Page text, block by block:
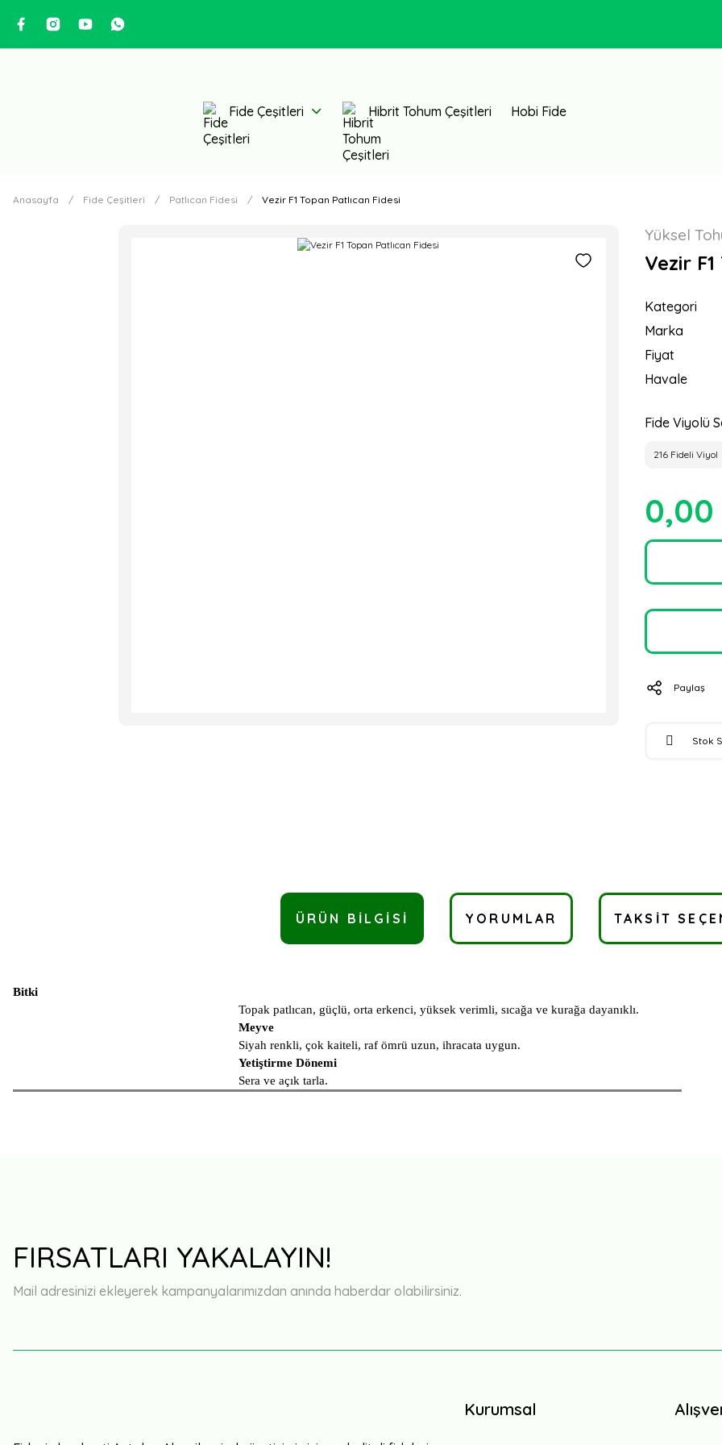
Fide Çeşitleri Hibrit Tohum Çeşitleri Hobi Fide
Anasayfa Fide Çeşitleri Patlıcan Fidesi Vezir F1 Topan Patlıcan Fidesi
Yüksel
Vezir
Kategori
Marka
Fiyat
Havale
Fide Viyolü
216 Fideli Viyol
0,00
Paylaş
Stok
ÜRÜN BILGISI YORUMLAR TAKSIT
Bitki
Topak patlıcan, güçlü, orta erkenci, yüksek verimli, sıcağa ve kurağa dayanıklı.
Meyve
Siyah renkli, çok kaiteli, raf ömrü uzun, ihracata uygun.
Yetiştirme Dönemi
Sera ve açık tarla.
FIRSATLARI YAKALAYIN!
Mail adresinizi ekleyerek kampanyalarımızdan anında haberdar olabilirsiniz.
Kurumsal